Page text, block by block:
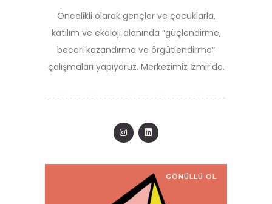
Öncelikli olarak gençler ve çocuklarla,
katılım ve ekoloji alanında “güçlendirme,
beceri kazandırma ve örgütlendirme”
çalışmaları yapıyoruz. Merkezimiz İzmir'de.
GÖNÜLLÜ OL